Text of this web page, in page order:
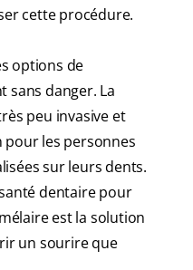
cette procédure.
options de
sans danger. La
peu invasive et
les personnes
sur leurs dents.
dentaire pour
est la solution
un sourire que